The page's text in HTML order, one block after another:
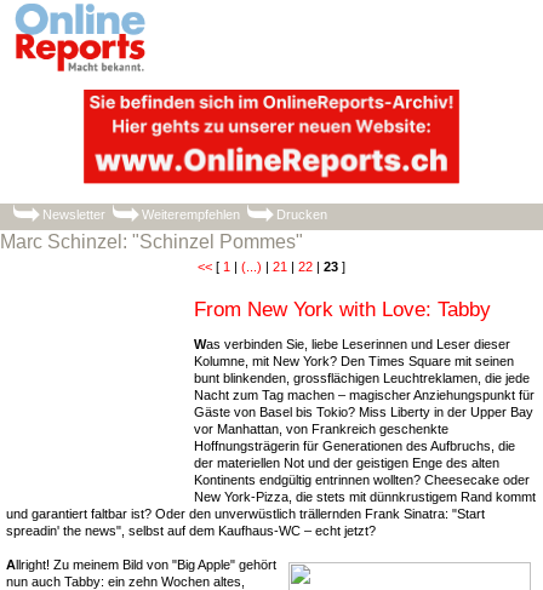
Newsletter Weiterempfehlen Drucken
Marc Schinzel: "Schinzel Pommes"
<< [ 1 | (...) | 21 | 22 | 23 ]
From New York with Love: Tabby
Was verbinden Sie, liebe Leserinnen und Leser dieser
Kolumne, mit New York? Den Times Square mit seinen
bunt blinkenden, grossflächigen Leuchtreklamen, die jede
Nacht zum Tag machen – magischer Anziehungspunkt für
Gäste von Basel bis Tokio? Miss Liberty in der Upper Bay
vor Manhattan, von Frankreich geschenkte
Hoffnungsträgerin für Generationen des Aufbruchs, die
der materiellen Not und der geistigen Enge des alten
Kontinents endgültig entrinnen wollten? Cheesecake oder
New York-Pizza, die stets mit dünnkrustigem Rand kommt
und garantiert faltbar ist? Oder den unverwüstlich trällernden Frank Sinatra: "Start
spreadin' the news", selbst auf dem Kaufhaus-WC – echt jetzt?
Allright! Zu meinem Bild von "Big Apple" gehört
nun auch Tabby: ein zehn Wochen altes,